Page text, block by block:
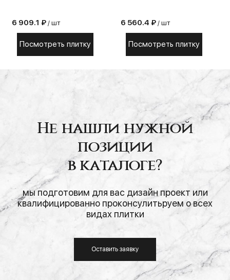
6 909.1 ₽ / шт
Посмотреть плитку
6 560.4 ₽ / шт
Посмотреть плитку
Не нашли нужной
позиции
в каталоге?
мы подготовим для вас дизайн проект или
квалифицированно проконсулитьруем о всех
видах плитки
Оставить заявку